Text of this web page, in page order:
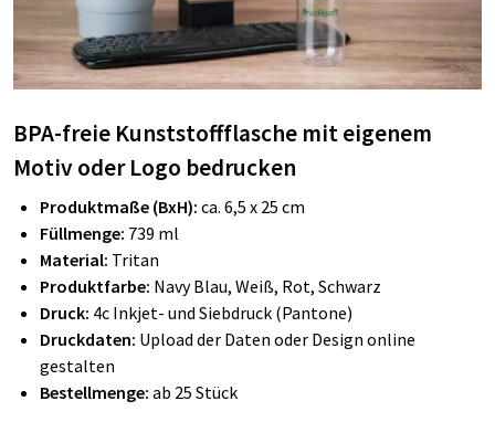
BPA-freie Kunststoffflasche mit eigenem
Motiv oder Logo bedrucken
Produktmaße (BxH): ca. 6,5 x 25 cm
Füllmenge: 739 ml
Material: Tritan
Produktfarbe: Navy Blau, Weiß, Rot, Schwarz
Druck: 4c Inkjet- und Siebdruck (Pantone)
Druckdaten: Upload der Daten oder Design online
gestalten
Bestellmenge: ab 25 Stück